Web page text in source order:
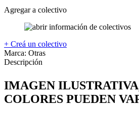
Agregar a colectivo
+ Creá un colectivo
Marca: Otras
Descripción
IMAGEN
COLORES PUEDEN